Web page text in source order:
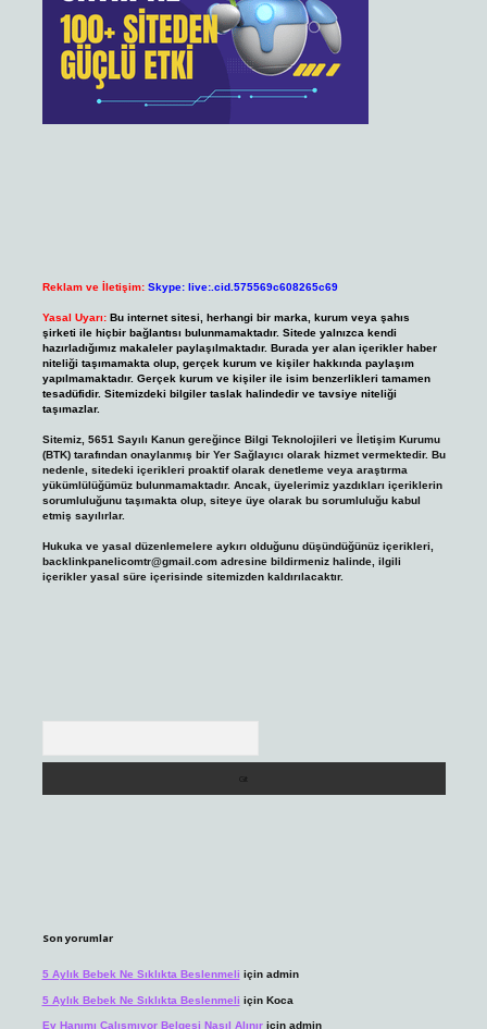
Reklam ve İletişim: Skype: live:.cid.575569c608265c69
Yasal Uyarı: Bu internet sitesi, herhangi bir marka, kurum veya şahıs
şirketi ile hiçbir bağlantısı bulunmamaktadır. Sitede yalnızca kendi
hazırladığımız makaleler paylaşılmaktadır. Burada yer alan içerikler haber
niteliği taşımamakta olup, gerçek kurum ve kişiler hakkında paylaşım
yapılmamaktadır. Gerçek kurum ve kişiler ile isim benzerlikleri tamamen
tesadüfidir. Sitemizdeki bilgiler taslak halindedir ve tavsiye niteliği
taşımazlar.
Sitemiz, 5651 Sayılı Kanun gereğince Bilgi Teknolojileri ve İletişim Kurumu
(BTK) tarafından onaylanmış bir Yer Sağlayıcı olarak hizmet vermektedir. Bu
nedenle, sitedeki içerikleri proaktif olarak denetleme veya araştırma
yükümlülüğümüz bulunmamaktadır. Ancak, üyelerimiz yazdıkları içeriklerin
sorumluluğunu taşımakta olup, siteye üye olarak bu sorumluluğu kabul
etmiş sayılırlar.
Hukuka ve yasal düzenlemelere aykırı olduğunu düşündüğünüz içerikleri,
backlinkpanelicomtr@gmail.comadresine bildirmeniz halinde, ilgili
içerikler yasal süre içerisinde sitemizden kaldırılacaktır.
Son yorumlar
5 Aylık Bebek Ne Sıklıkta Beslenmeli için admin
5 Aylık Bebek Ne Sıklıkta Beslenmeli için Koca
Ev Hanımı Çalışmıyor Belgesi Nasıl Alınıriçin admin